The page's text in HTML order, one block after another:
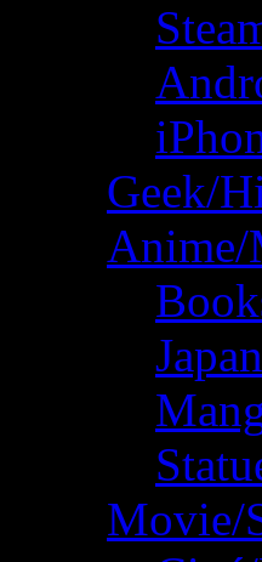
Geek/
Anime/
Movie/